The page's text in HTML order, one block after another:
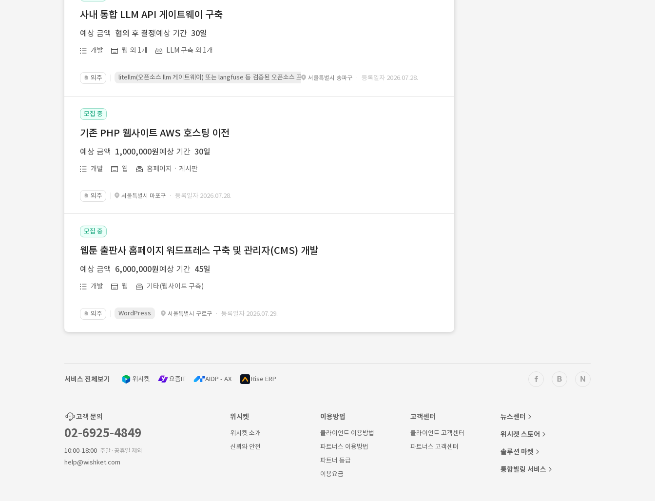
사내 통합 LLM API 게이트웨이 구축
예상 금액 협의 후 결정 예상 기간 30일
개발 웹 외 1개 LLM 구축 외 1개
📔 외주 litellm(오픈소스 llm 게이트웨이) 또는 langfuse 등 검증된 오픈소스 프레임워크를 기반으로 시스템을 구축
서울특별시 송파구 · 등록일자 2026.07.28.
모집 중
기존 PHP 웹사이트 AWS 호스팅 이전
예상 금액 1,000,000원 예상 기간 30일
개발 웹 홈페이지ㆍ게시판
📔 외주 서울특별시 마포구 · 등록일자 2026.07.28.
모집 중
웹툰 출판사 홈페이지 워드프레스 구축 및 관리자(CMS) 개발
예상 금액 6,000,000원 예상 기간 45일
개발 웹 기타(웹사이트 구축)
📔 외주 WordPress 서울특별시 구로구 · 등록일자 2026.07.29.
서비스 전체보기 위시켓 요즘IT AIDP - AX Rise ERP
고객 문의
02-6925-4849
10:00-18:00 주말·공휴일 제외
help@wishket.com
위시켓
위시켓 소개
신뢰와 안전
이용방법
클라이언트 이용방법
파트너스 이용방법
파트너 등급
이용요금
고객센터
클라이언트 고객센터
파트너스 고객센터
뉴스센터
위시켓 스토어
솔루션 마켓
통합빌링 서비스